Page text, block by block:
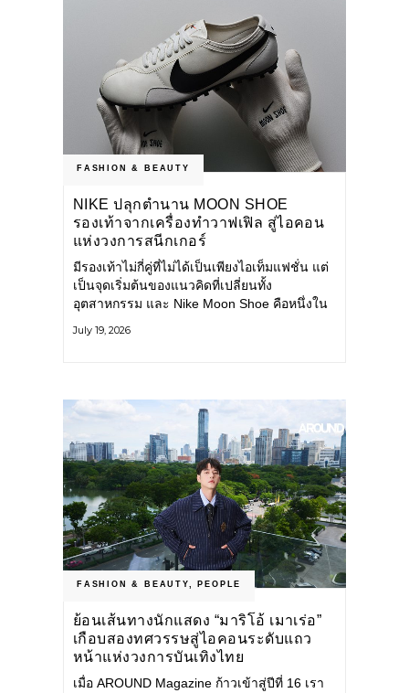
FASHION & BEAUTY
NIKE ปลุกตำนาน MOON SHOE
รองเท้าจากเครื่องทำวาฟเฟิล สู่ไอคอน
แห่งวงการสนีกเกอร์
มีรองเท้าไม่กี่คู่ที่ไม่ได้เป็นเพียงไอเท็มแฟชั่น แต่
เป็นจุดเริ่มต้นของแนวคิดที่เปลี่ยนทั้ง
อุตสาหกรรม และ Nike Moon Shoe คือหนึ่งใน
ศตวรรษก่อน กำลังกลับมาอีกครั้ง พร้อมพาเรื่อง
July 19, 2026
FASHION & BEAUTY, PEOPLE
ย้อนเส้นทางนักแสดง “มาริโอ้ เมาเร่อ”
เกือบสองทศวรรษสู่ไอคอนระดับแถว
หน้าแห่งวงการบันเทิงไทย
เมื่อ AROUND Magazine ก้าวเข้าสู่ปีที่ 16 เรา